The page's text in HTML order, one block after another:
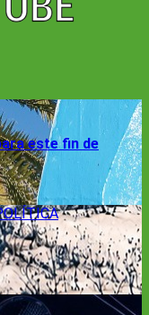
este fin de